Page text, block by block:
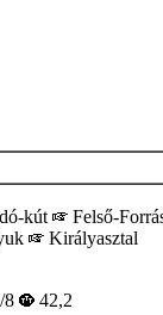
kút Felső-
Királyasztal
8 42,2